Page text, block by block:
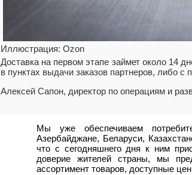
Иллюстрация: Ozon
Доставка на первом этапе займет около 14
в пунктах выдачи заказов партнеров, либо с
Алексей Сапон, директор по операциям и
Мы уже обеспечиваем
Азербайджане, Беларуси,
что с сегодняшнего дня к ним
доверие жителей страны, мы
ассортимент товаров, доступные